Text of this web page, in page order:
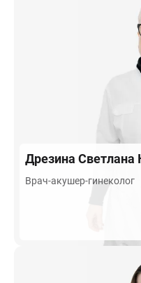
Дрезина Светлана
Врач-акушер-гинеколог